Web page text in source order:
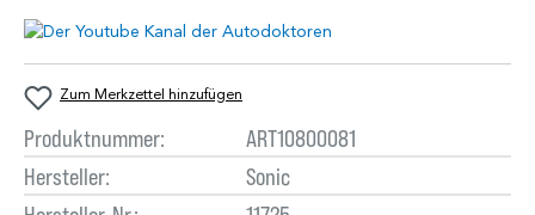
Zum Merkzettel hinzufügen
Produktnummer:
ART10800081
Hersteller:
Sonic